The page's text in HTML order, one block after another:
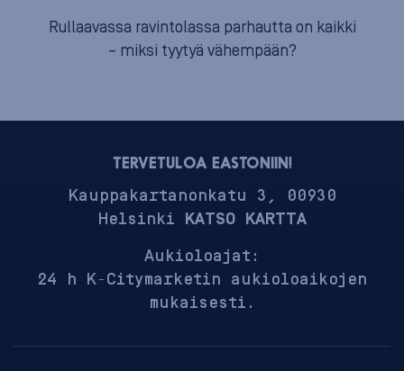
Rullaavassa ravintolassa parhautta on kaikki
– miksi tyytyä vähempään?
TERVETULOA EASTONIIN!
Kauppakartanonkatu 3, 00930
Helsinki KATSO KARTTA
Aukioloajat:
24 h K-Citymarketin aukioloaikojen
mukaisesti.